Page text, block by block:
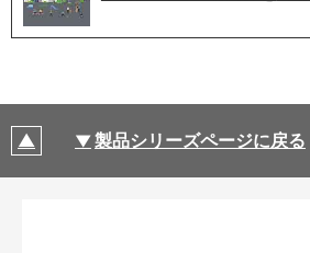
製品シリーズページに戻る